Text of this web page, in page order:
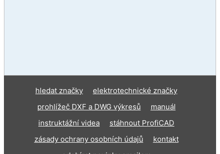
hledat značky
elektrotechnické značky
prohlížeč DXF a DWG výkresů
manuál
instruktážní videa
stáhnout ProfiCAD
zásady ochrany osobních údajů
kontakt